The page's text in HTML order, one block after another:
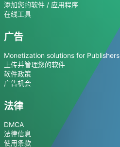
添加您的软件 / 应用程序
在线工具
广告
Monetization solutions for Publishers
上传并管理您的软件
软件政策
广告机会
法律
DMCA
法律信息
使用条款